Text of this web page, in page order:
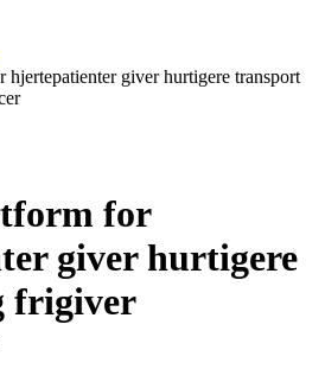
giver hurtigere transport
for
giver hurtigere
frigiver